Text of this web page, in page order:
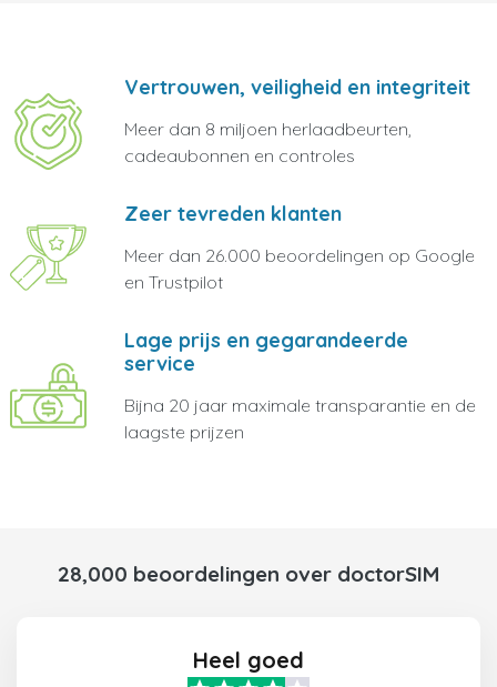
Vertrouwen, veiligheid en integriteit
Meer dan 8 miljoen herlaadbeurten,
cadeaubonnen en controles
Zeer tevreden klanten
Meer dan 26.000 beoordelingen op Google
en Trustpilot
Lage prijs en gegarandeerde
service
Bijna 20 jaar maximale transparantie en de
laagste prijzen
28,000 beoordelingen over doctorSIM
Heel goed